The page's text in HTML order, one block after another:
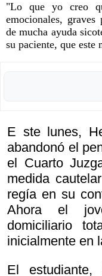
"Lo que yo creo
emocionales, graves
de mucha ayuda
su paciente, que este
E ste lunes,
abandonó el
el Cuarto
medida
regía en su
Ahora el
domiciliario
inicialmente en
El estudiante,